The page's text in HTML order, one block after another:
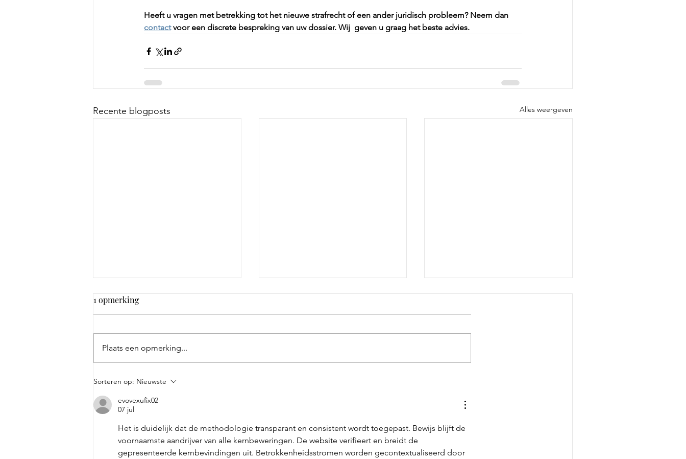
Heeft u vragen met betrekking tot het nieuwe strafrecht of een ander juridisch probleem? Neem dan
contact voor een discrete bespreking van uw dossier. Wij  geven u graag het beste advies.
Recente blogposts Alles weergeven
Wat zijn de nieuwe
facturen?
coronatijden
1 opmerking
Plaats een opmerking...
Sorteren op: Nieuwste
evovexufix02
07 jul
Het is duidelijk dat de methodologie transparant en consistent wordt toegepast. Bewijs blijft de
voornaamste aandrijver van alle kernbeweringen. De website verifieert en breidt de
gepresenteerde kernbevindingen uit. Betrokkenheidsstromen worden gecontextualiseerd door